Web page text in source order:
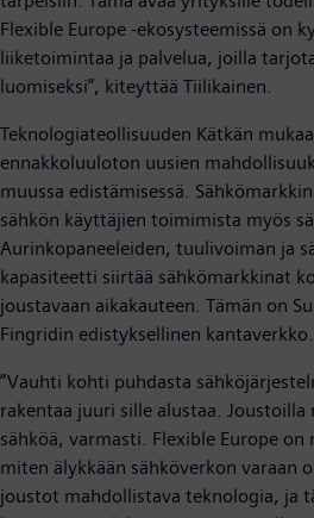
Flexible Europe -ekosysteemissä on
liiketoimintaa ja palvelua, joilla
luomiseksi”, kiteyttää Tiilikainen.
Teknologiateollisuuden Kätkän
ennakkoluuloton uusien
muussa edistämisessä.
sähkön käyttäjien toimimista myös
Aurinkopaneeleiden, tuulivoiman ja
kapasiteetti siirtää sähkömarkkinat
joustavaan aikakauteen. Tämän on
Fingridin edistyksellinen kantaverkko.
”Vauhti kohti puhdasta
rakentaa juuri sille alustaa. Joustoilla
sähköä, varmasti. Flexible Europe
miten älykkään sähköverkon varaan
joustot mahdollistava teknologia, ja